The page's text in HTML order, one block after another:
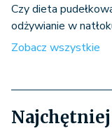
Czy dieta
odżywianie w
Zobacz wszystkie